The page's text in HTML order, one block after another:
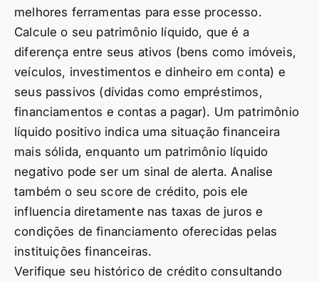
melhores ferramentas para esse processo.
Calcule o seu patrimônio líquido, que é a
diferença entre seus ativos (bens como imóveis,
veículos, investimentos e dinheiro em conta) e
seus passivos (dívidas como empréstimos,
financiamentos e contas a pagar). Um patrimônio
líquido positivo indica uma situação financeira
mais sólida, enquanto um patrimônio líquido
negativo pode ser um sinal de alerta. Analise
também o seu score de crédito, pois ele
influencia diretamente nas taxas de juros e
condições de financiamento oferecidas pelas
instituições financeiras.
Verifique seu histórico de crédito consultando